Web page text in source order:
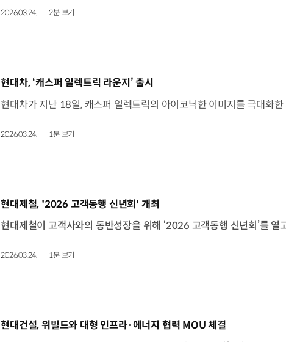
2026.03.24. 2분 보기
[동영상]
현대차, ‘캐스퍼 일렉트릭 라운지’ 출시
2026.03.24. 1분 보기
[동영상]
현대제철, '2026 고객동행 신년회' 개최
2026.03.24. 1분 보기
[동영상]
현대건설, 위빌드와 대형 인프라·에너지 협력 MOU 체결